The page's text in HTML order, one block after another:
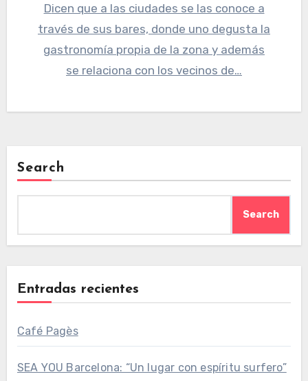
Dicen que a las ciudades se las conoce a
través de sus bares, donde uno degusta la
gastronomía propia de la zona y además
se relaciona con los vecinos de…
Search
Search
Entradas recientes
Café Pagès
SEA YOU Barcelona: “Un lugar con espíritu surfero”